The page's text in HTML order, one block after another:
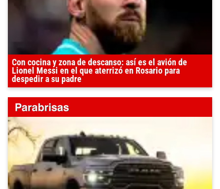
Con cocina y zona de descanso: así es el avión de
Lionel Messi en el que aterrizó en Rosario para
despedir a su padre